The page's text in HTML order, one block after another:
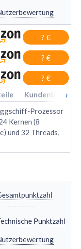
? €
? €
? €
›
Prozessor
Kernen (8
und 32 Threads,
Punktzahl